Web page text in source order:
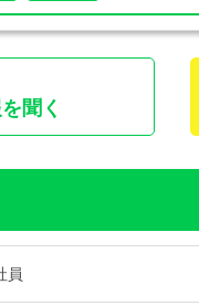
聞く
員